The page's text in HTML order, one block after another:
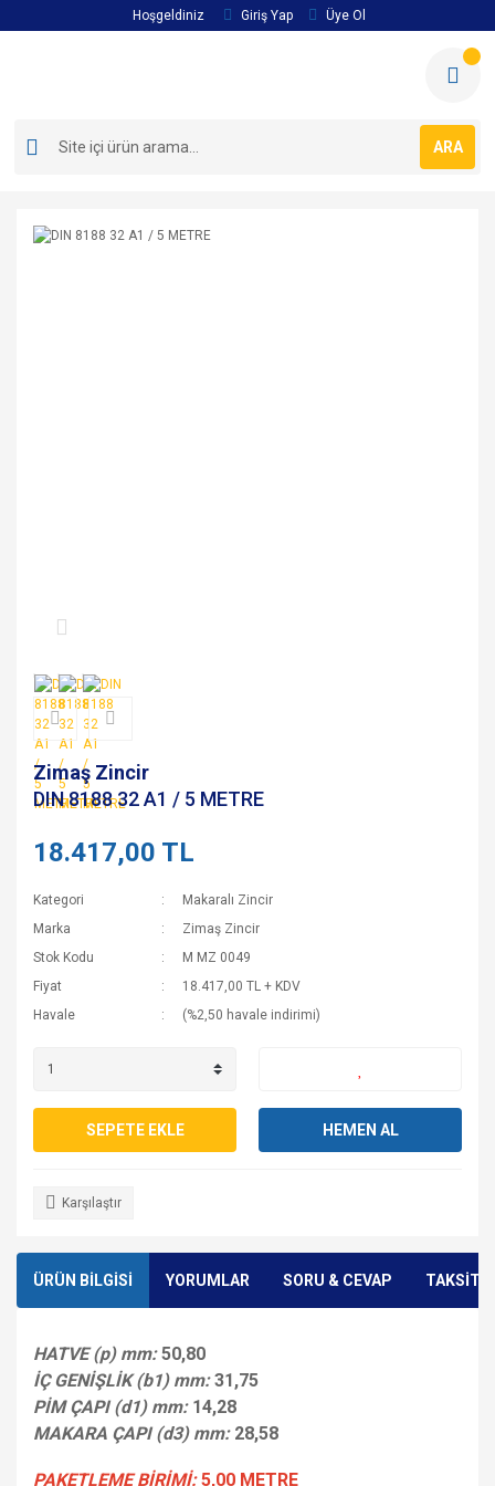
Hoşgeldiniz Giriş Yap Üye Ol
ARA
Zimaş Zincir
DIN 8188 32 A1 / 5 METRE
18.417,00 TL
Kategori
Makaralı Zincir
Marka
Zimaş Zincir
Stok Kodu
M MZ 0049
Fiyat
18.417,00 TL + KDV
Havale
(%2,50 havale indirimi)
SEPETE EKLE HEMEN AL
Karşılaştır
ÜRÜN BİLGİSİ YORUMLAR SORU & CEVAP TAKSİT
HATVE (p) mm:50,80
İÇ GENİŞLİK (b1) mm:31,75
PİM ÇAPI (d1) mm:14,28
MAKARA ÇAPI (d3) mm:28,58
PAKETLEME BİRİMİ:5,00 METRE